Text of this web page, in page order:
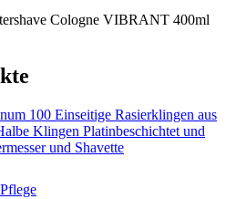
Cologne VIBRANT 400ml